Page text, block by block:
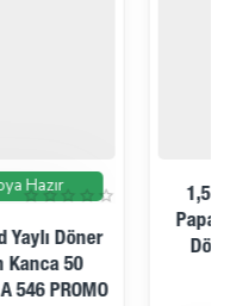
1,5 Cm Kilit Kanca -
Papağan Kanca - Yaylı
Döner Kanca A 546
8,36₺